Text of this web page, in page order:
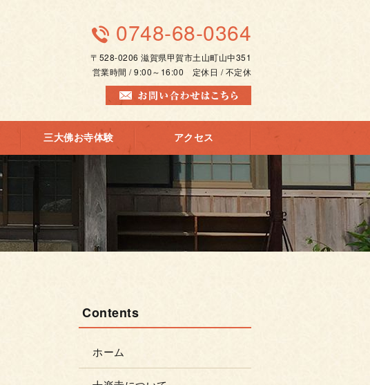
0748-68-0364
〒528-0206 滋賀県甲賀市土山町山中351
営業時間 / 9:00～16:00 定休日 / 不定休
三大佛お寺体験 アクセス
Contents
ホーム